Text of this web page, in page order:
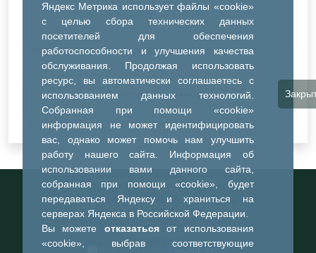
Яндекс Метрика использует файлы «cookie»
с целью сбора технических данных
посетителей для обеспечения
работоспособности и улучшения качества
обслуживания. Продолжая использовать
ресурс, вы автоматически соглашаетесь с
использованием данных технологий.
Собранная при помощи «cookie»
информация не может идентифицировать
вас, однако может помочь нам улучшить
работу нашего сайта. Информация об
использовании вами данного сайта,
собранная при помощи «cookie», будет
передаваться Яндексу и храниться на
серверах Яндекса в Российской Федерации.
Вы можете отказатьсяот использования
«cookie», выбрав соответствующие
Иное
Очистить все фильтры
Информационный портал города
Тобольска
При использовании материалов ссылка на
портал обязательна
©2023-2026